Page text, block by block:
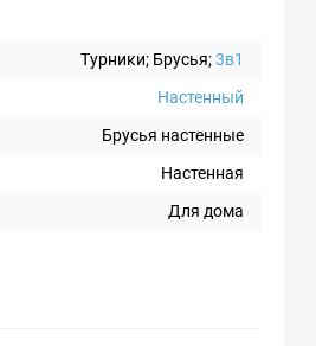
Турники; Брусья;3в1
Настенный
Брусья настенные
Настенная
Для дома